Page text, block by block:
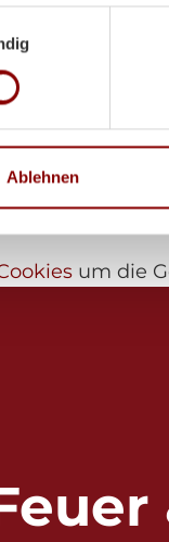
Ablehnen
um die